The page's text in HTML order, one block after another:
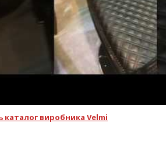
каталог виробника Velmi